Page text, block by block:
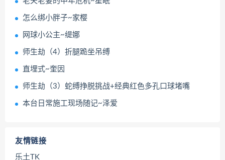
怎么绑小胖子~家樱
网球小公主~缇娜
师生劫（4）折腿跪坐吊缚
直埋式~奎因
师生劫（3）蛇缚挣脱挑战+经典红色多孔口球堵嘴
本台日常施工现场随记~泽爱
友情链接
乐土TK